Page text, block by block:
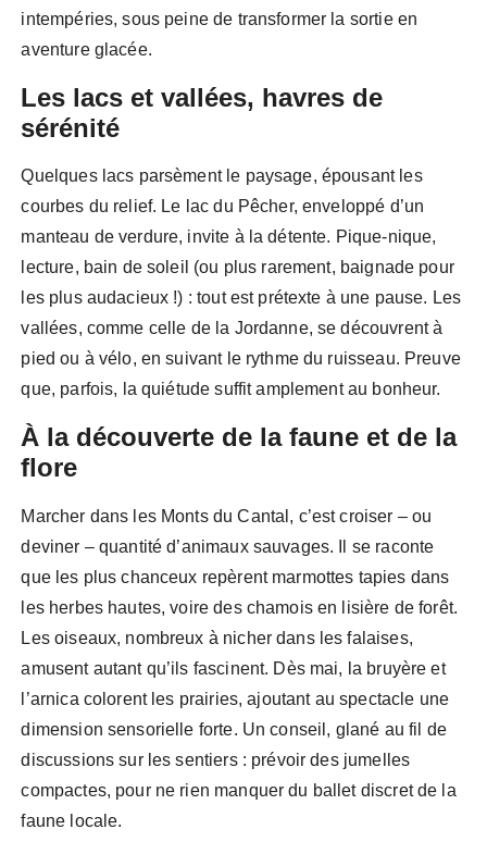
intempéries, sous peine de transformer la sortie en
aventure glacée.
Les lacs et vallées, havres de
sérénité
Quelques lacs parsèment le paysage, épousant les
courbes du relief. Le lac du Pêcher, enveloppé d’un
manteau de verdure, invite à la détente. Pique-nique,
lecture, bain de soleil (ou plus rarement, baignade pour
les plus audacieux !) : tout est prétexte à une pause. Les
vallées, comme celle de la Jordanne, se découvrent à
pied ou à vélo, en suivant le rythme du ruisseau. Preuve
que, parfois, la quiétude suffit amplement au bonheur.
À la découverte de la faune et de la
flore
Marcher dans les Monts du Cantal, c’est croiser – ou
deviner – quantité d’animaux sauvages. Il se raconte
que les plus chanceux repèrent marmottes tapies dans
les herbes hautes, voire des chamois en lisière de forêt.
Les oiseaux, nombreux à nicher dans les falaises,
amusent autant qu’ils fascinent. Dès mai, la bruyère et
l’arnica colorent les prairies, ajoutant au spectacle une
dimension sensorielle forte. Un conseil, glané au fil de
discussions sur les sentiers : prévoir des jumelles
compactes, pour ne rien manquer du ballet discret de la
faune locale.